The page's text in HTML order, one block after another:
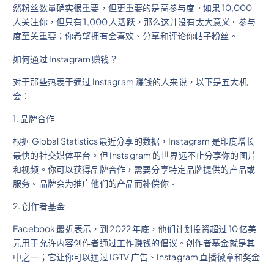
然粉丝数量确实很重要，但更重要的是高参与度。如果 10,000
人关注你，但只有 1,000 人活跃，那么这并没有太大意义。参与
度至关重要；你希望拥有会喜欢、分享和评论你帖子粉丝。
如何通过 Instagram 赚钱？
对于那些热衷于通过 Instagram 赚钱的人来说，以下是五大机
会：
1. 品牌合作
根据 Global Statistics 最近分享的数据，Instagram 是印度增长
最快的社交媒体平台。但 Instagram 的世界远不止分享你的图片
和视频。你可以获得品牌合作，需要分享特定品牌提供的产品或
服务。品牌会为推广他们的产品而补偿你。
2. 创作者基金
Facebook 最近表示，到 2022 年底，他们计划投资超过 10 亿美
元用于允许内容创作者通过工作赚钱的倡议。创作者基金就是其
中之一；它让你可以通过 IGTV 广告、Instagram 直播徽章和奖金